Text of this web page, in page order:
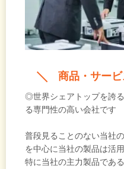
商品・サー
◎世界シェアトップを誇
る専門性の高い会社です
普段見ることのない当社
を中心に当社の製品は活
特に当社の主力製品であ